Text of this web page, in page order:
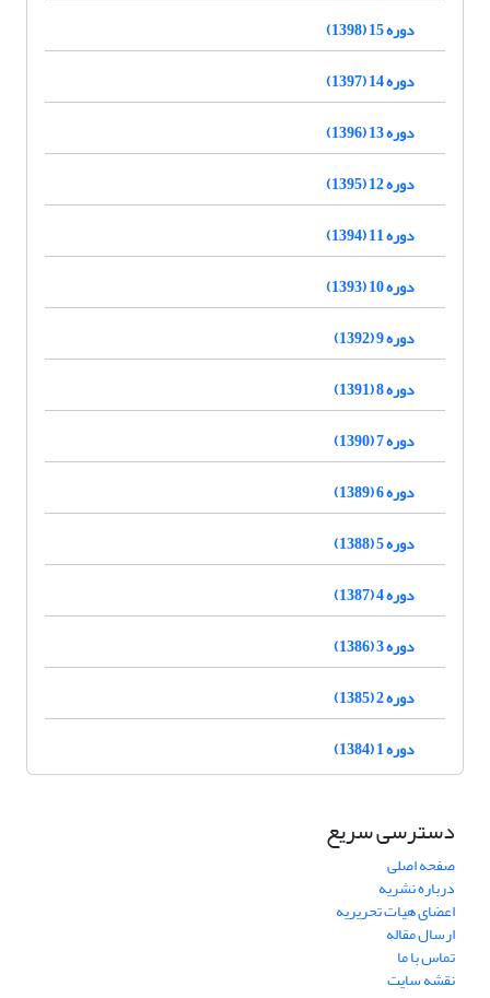
دوره 15 (1398)
دوره 14 (1397)
دوره 13 (1396)
دوره 12 (1395)
دوره 11 (1394)
دوره 10 (1393)
دوره 9 (1392)
دوره 8 (1391)
دوره 7 (1390)
دوره 6 (1389)
دوره 5 (1388)
دوره 4 (1387)
دوره 3 (1386)
دوره 2 (1385)
دوره 1 (1384)
دسترسی سریع
صفحه اصلی
درباره نشریه
اعضای هیات تحریریه
ارسال مقاله
تماس با ما
نقشه سایت